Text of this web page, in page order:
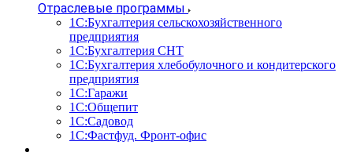
Отраслевые программы
1С:Бухгалтерия сельскохозяйственного
предприятия
1С:Бухгалтерия СНТ
1С:Бухгалтерия хлебобулочного и кондитерского
предприятия
1С:Гаражи
1С:Общепит
1С:Садовод
1С:Фастфуд. Фронт-офис